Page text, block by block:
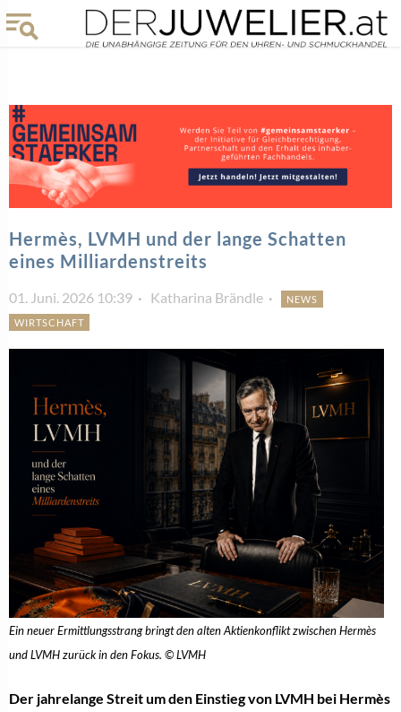
Hermès, LVMH und der lange Schatten
eines Milliardenstreits
01. Juni. 2026 10:39 Katharina Brändle
NEWS
WIRTSCHAFT
Ein neuer Ermittlungsstrang bringt den alten Aktienkonflikt zwischen Hermès
und LVMH zurück in den Fokus. © LVMH
Der jahrelange Streit um den Einstieg von LVMH bei Hermès